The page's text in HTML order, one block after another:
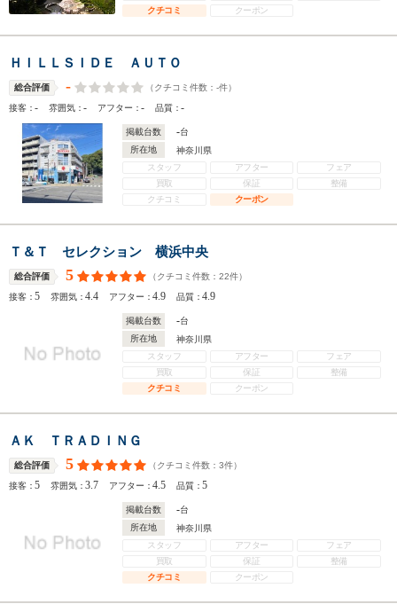
クチコミ
クーポン
ＨＩＬＬＳＩＤＥ ＡＵＴＯ
総合評価 - （クチコミ件数： -件）
接客：- 雰囲気：- アフター：- 品質：-
掲載台数 -台
所在地
神奈川県
スタッフ
アフター
フェア
買取
保証
整備
クチコミ
クーポン
Ｔ＆Ｔ セレクション 横浜中央
総合評価 5 （クチコミ件数： 22件）
接客：5 雰囲気：4.4 アフター：4.9 品質：4.9
掲載台数 -台
所在地
神奈川県
スタッフ
アフター
フェア
買取
保証
整備
クチコミ
クーポン
ＡＫ ＴＲＡＤＩＮＧ
総合評価 5 （クチコミ件数： 3件）
接客：5 雰囲気：3.7 アフター：4.5 品質：5
掲載台数 -台
所在地
神奈川県
スタッフ
アフター
フェア
買取
保証
整備
クチコミ
クーポン